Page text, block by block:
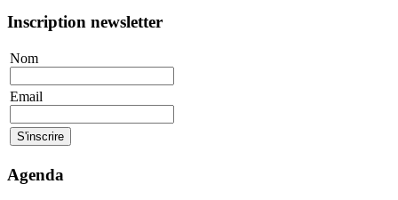
Inscription newsletter
Nom
Email
Agenda